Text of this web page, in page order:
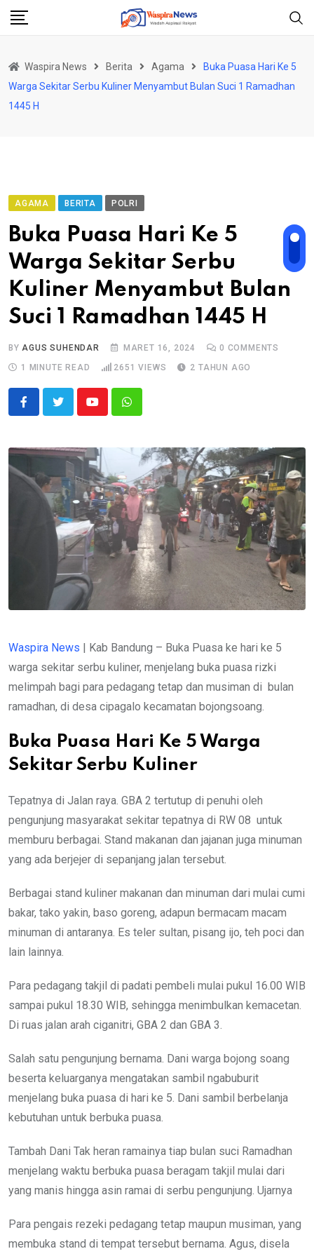
Skip
Waspira News Berita Agama
Buka Puasa Hari Ke 5
Warga Sekitar Serbu Kuliner Menyambut Bulan Suci 1 Ramadhan
1445 H
AGAMA BERITA POLRI
Buka Puasa Hari Ke 5
Warga Sekitar Serbu
Kuliner Menyambut Bulan
Suci 1 Ramadhan 1445 H
BYAGUS SUHENDAR MARET 16, 2024 0 COMMENTS
1 MINUTE READ
2651 VIEWS 2 TAHUN AGO
YoutubeWhatsapp
Waspira News | Kab Bandung – Buka Puasa ke hari ke 5
warga sekitar serbu kuliner, menjelang buka puasa rizki
melimpah bagi para pedagang tetap dan musiman di bulan
ramadhan, di desa cipagalo kecamatan bojongsoang.
Buka Puasa Hari Ke 5 Warga
Sekitar Serbu Kuliner
Tepatnya di Jalan raya. GBA 2 tertutup di penuhi oleh
pengunjung masyarakat sekitar tepatnya di RW 08 untuk
memburu berbagai. Stand makanan dan jajanan juga minuman
yang ada berjejer di sepanjang jalan tersebut.
Berbagai stand kuliner makanan dan minuman dari mulai cumi
bakar, tako yakin, baso goreng, adapun bermacam macam
minuman di antaranya. Es teler sultan, pisang ijo, teh poci dan
lain lainnya.
Para pedagang takjil di padati pembeli mulai pukul 16.00 WIB
sampai pukul 18.30 WIB, sehingga menimbulkan kemacetan.
Di ruas jalan arah ciganitri, GBA 2 dan GBA 3.
Salah satu pengunjung bernama. Dani warga bojong soang
beserta keluarganya mengatakan sambil ngabuburit
menjelang buka puasa di hari ke 5. Dani sambil berbelanja
kebutuhan untuk berbuka puasa.
Tambah Dani Tak heran ramainya tiap bulan suci Ramadhan
menjelang waktu berbuka puasa beragam takjil mulai dari
yang manis hingga asin ramai di serbu pengunjung. Ujarnya
Para pengais rezeki pedagang tetap maupun musiman, yang
membuka stand di tempat tersebut bernama. Agus, disela